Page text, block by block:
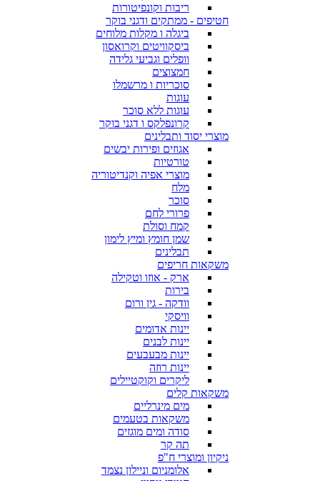
ריבות וקונפיטורות
חטיפים - ממתקים ודגני בוקר
ביגלה ו מקלות מלוחים
ביסקוויטים וקרואסון
וופלים וגביעי גלידה
חמצוצים
סוכריות ו מרשמלו
עוגות
עוגות ללא סוכר
קרונפלקס ו דגני בוקר
מוצרי יסוד ותבלינים
אגוזים ופירות יבשים
טורטיות
מוצרי אפיה וקנדיטוריה
מלח
סוכר
פרורי לחם
קמח וסולת
שמן חומץ ומיץ לימון
תבלינים
משקאות חריפים
ארק - אוזו וטקילה
בירות
וודקה - גין ורום
וויסקי
יינות אדומים
יינות לבנים
יינות מבעבעים
יינות רוזה
ליקרים וקוקטיילים
משקאות קלים
מים מינרליים
משקאות בטעמים
סודה ומים מוגזים
תה קר
ניקיון ומוצרי ח"פ
אלומניום וניילון נצמד